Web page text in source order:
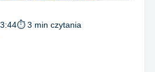
⏱ 3 min czytania